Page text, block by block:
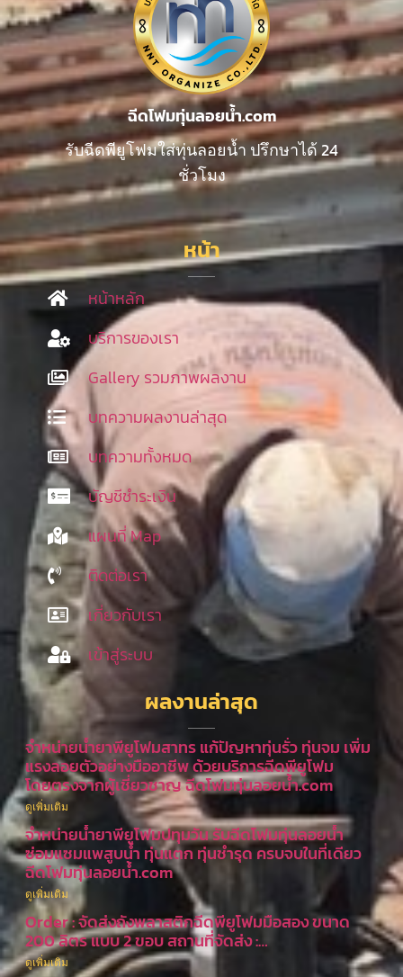
ฉีดโฟมทุ่นลอยน้ำ.com
รับฉีดพียูโฟมใส่ทุ่นลอยน้ำ ปรึกษาได้ 24
ชั่วโมง
หน้า
หน้าหลัก
บริการของเรา
Gallery รวมภาพผลงาน
บทความผลงานล่าสุด
บทความทั้งหมด
บัญชีชำระเงิน
แผนที่ Map
ติดต่อเรา
เกี่ยวกับเรา
เข้าสู่ระบบ
ผลงานล่าสุด
จำหน่ายน้ำยาพียูโฟมสาทร แก้ปัญหาทุ่นรั่ว ทุ่นจม เพิ่ม
แรงลอยตัวอย่างมืออาชีพ ด้วยบริการฉีดพียูโฟม
โดยตรงจากผู้เชี่ยวชาญ ฉีดโฟมทุ่นลอยน้ำ.com
ดูเพิ่มเติม
จำหน่ายน้ำยาพียูโฟมปทุมวัน รับฉีดโฟมทุ่นลอยน้ำ
ซ่อมแซมแพสูบน้ำ ทุ่นแตก ทุ่นชำรุด ครบจบในที่เดียว
ฉีดโฟมทุ่นลอยน้ำ.com
ดูเพิ่มเติม
Order : จัดส่งถังพลาสติกฉีดพียูโฟมมือสอง ขนาด
200 ลิตร แบบ 2 ขอบ สถานที่จัดส่ง :…
ดูเพิ่มเติม